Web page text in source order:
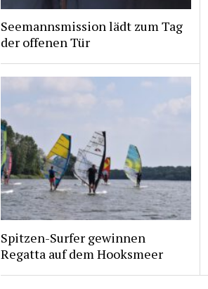
Seemannsmission lädt zum Tag
der offenen Tür
Spitzen-Surfer gewinnen
Regatta auf dem Hooksmeer